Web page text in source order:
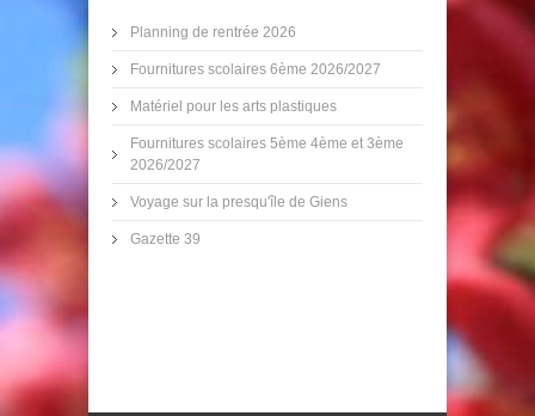
Planning de rentrée 2026
Fournitures scolaires 6ème 2026/2027
Matériel pour les arts plastiques
Fournitures scolaires 5ème 4ème et 3ème
2026/2027
Voyage sur la presqu'île de Giens
Gazette 39